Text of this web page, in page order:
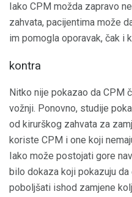
Iako CPM možda zapravo
zahvata, pacijentima može
im pomogla oporavak, čak i
kontra
Nitko nije pokazao da CPM
vožnji. Ponovno, studije
od kirurškog zahvata za
koriste CPM i one koji
Iako može postojati gore
bilo dokaza koji pokazuju
poboljšati ishod zamjene